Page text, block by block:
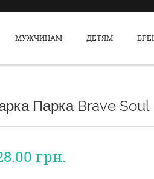
МУЖЧИНАМ ДЕТЯМ
Парка Brave Soul
грн.